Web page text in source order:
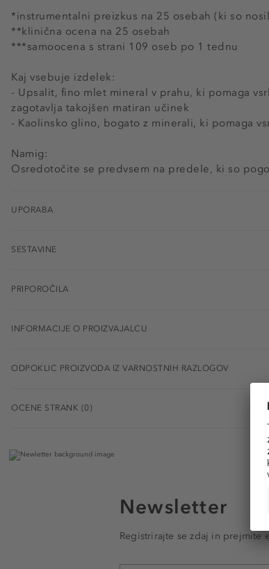
*instrumentalni preizkus na 25 osebah (ki so
**klinična ocena na 25 osebah
***samoocena s strani 109 oseb po 1 tednu
Kaj vsebuje izdelek:
- Upsalit, fino mlet mineral v prahu, ki pomaga
zagotavlja takojšen matiran učinek
- Kaolinsko glino, bogato z minerali, ki pomaga
Namig:
Osredotočite se predvsem na predele, ki so
UPORABA
SESTAVINE
PRIPOROČILA
INFORMACIJE O PROIZVAJALCU
ODPOKLIC PROIZVODA IZ VARNOSTNIH RAZLOGOV
OCENE STRANK (0)
Newsletter
Registrirajte se zdaj in prejmite